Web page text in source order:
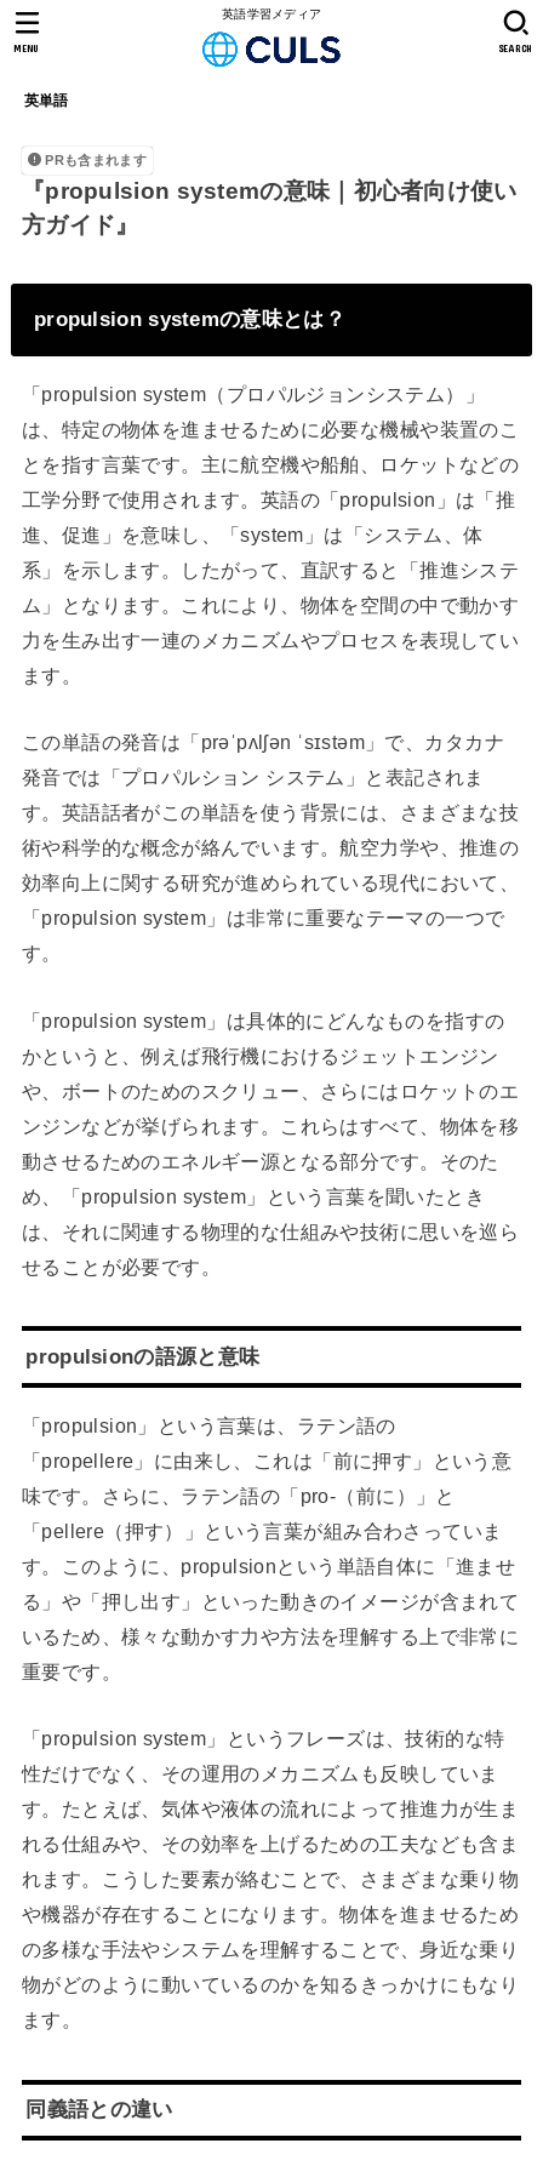
英語学習メディア
英単語
SEARCH
MENU
PRも含まれます
『propulsion systemの意味｜初心者向け使い
方ガイド』
propulsion systemの意味とは？
「propulsion system（プロパルジョンシステム）」
は、特定の物体を進ませるために必要な機械や装置のこ
とを指す言葉です。主に航空機や船舶、ロケットなどの
工学分野で使用されます。英語の「propulsion」は「推
進、促進」を意味し、「system」は「システム、体
系」を示します。したがって、直訳すると「推進システ
ム」となります。これにより、物体を空間の中で動かす
力を生み出す一連のメカニズムやプロセスを表現してい
ます。
この単語の発音は「prəˈpʌlʃən ˈsɪstəm」で、カタカナ
発音では「プロパルション システム」と表記されま
す。英語話者がこの単語を使う背景には、さまざまな技
術や科学的な概念が絡んでいます。航空力学や、推進の
効率向上に関する研究が進められている現代において、
「propulsion system」は非常に重要なテーマの一つで
す。
「propulsion system」は具体的にどんなものを指すの
かというと、例えば飛行機におけるジェットエンジン
や、ボートのためのスクリュー、さらにはロケットのエ
ンジンなどが挙げられます。これらはすべて、物体を移
動させるためのエネルギー源となる部分です。そのた
め、「propulsion system」という言葉を聞いたとき
は、それに関連する物理的な仕組みや技術に思いを巡ら
せることが必要です。
propulsionの語源と意味
「propulsion」という言葉は、ラテン語の
「propellere」に由来し、これは「前に押す」という意
味です。さらに、ラテン語の「pro-（前に）」と
「pellere（押す）」という言葉が組み合わさっていま
す。このように、propulsionという単語自体に「進ませ
る」や「押し出す」といった動きのイメージが含まれて
いるため、様々な動かす力や方法を理解する上で非常に
重要です。
「propulsion system」というフレーズは、技術的な特
性だけでなく、その運用のメカニズムも反映していま
す。たとえば、気体や液体の流れによって推進力が生ま
れる仕組みや、その効率を上げるための工夫なども含ま
れます。こうした要素が絡むことで、さまざまな乗り物
や機器が存在することになります。物体を進ませるため
の多様な手法やシステムを理解することで、身近な乗り
物がどのように動いているのかを知るきっかけにもなり
ます。
同義語との違い